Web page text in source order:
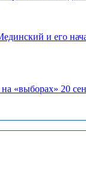
и его
«выборах»